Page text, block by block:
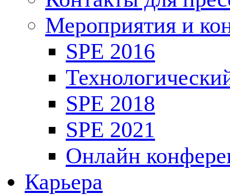
Мероприятия и
SPE 2016
SPE 2018
SPE 2021
Онлайн
Карьера